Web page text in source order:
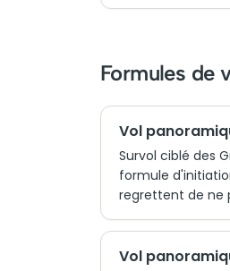
Formules de
Vol
Survol ciblé des
formule
regrettent de ne
Vol